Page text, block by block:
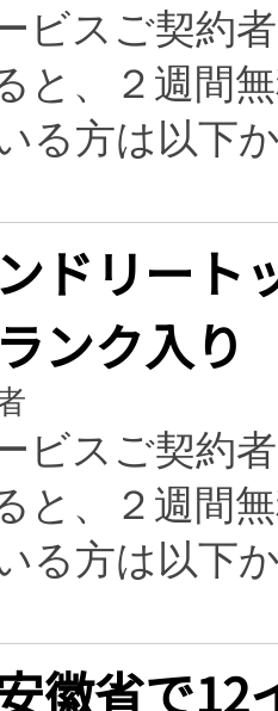
ビスご契約
と、２週間
る方は以下
ドリート
ンク入り
ビスご契約
と、２週間
る方は以下
徽省で